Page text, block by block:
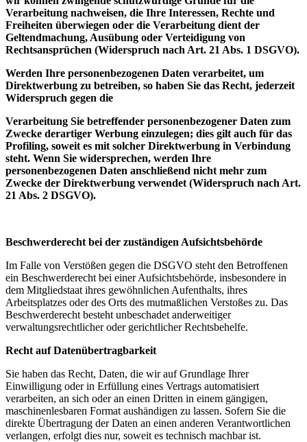
Verarbeitung nachweisen, die Ihre Interessen, Rechte und
Freiheiten überwiegen oder die Verarbeitung dient der
Geltendmachung, Ausübung oder Verteidigung von
Rechtsansprüchen (Widerspruch nach Art. 21 Abs. 1 DSGVO).
Werden Ihre personenbezogenen Daten verarbeitet, um
Direktwerbung zu betreiben, so haben Sie das Recht, jederzeit
Widerspruch gegen die
Verarbeitung Sie betreffender personenbezogener Daten zum
Zwecke derartiger Werbung einzulegen; dies gilt auch für das
Profiling, soweit es mit solcher Direktwerbung in Verbindung
steht. Wenn Sie widersprechen, werden Ihre
personenbezogenen Daten anschließend nicht mehr zum
Zwecke der Direktwerbung verwendet (Widerspruch nach Art.
21 Abs. 2 DSGVO).
Beschwerderecht bei der zuständigen Aufsichtsbehörde
Im Falle von Verstößen gegen die DSGVO steht den Betroffenen
ein Beschwerderecht bei einer Aufsichtsbehörde, insbesondere in
dem Mitgliedstaat ihres gewöhnlichen Aufenthalts, ihres
Arbeitsplatzes oder des Orts des mutmaßlichen Verstoßes zu. Das
Beschwerderecht besteht unbeschadet anderweitiger
verwaltungsrechtlicher oder gerichtlicher Rechtsbehelfe.
Recht auf Datenübertragbarkeit
Sie haben das Recht, Daten, die wir auf Grundlage Ihrer
Einwilligung oder in Erfüllung eines Vertrags automatisiert
verarbeiten, an sich oder an einen Dritten in einem gängigen,
maschinenlesbaren Format aushändigen zu lassen. Sofern Sie die
direkte Übertragung der Daten an einen anderen Verantwortlichen
verlangen, erfolgt dies nur, soweit es technisch machbar ist.